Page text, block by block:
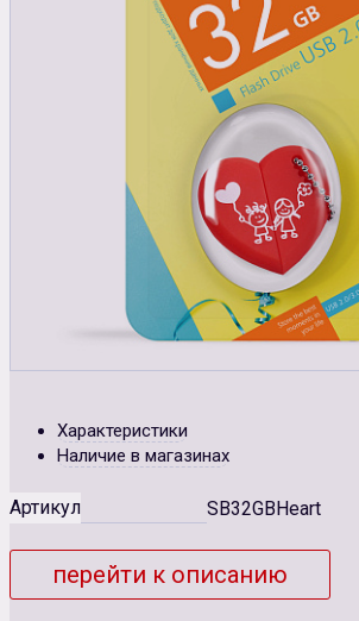
Характеристики
Наличие в магазинах
Артикул SB32GBHeart
перейти к описанию